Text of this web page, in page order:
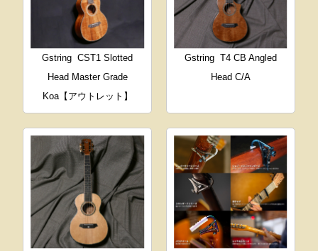
Gstring CST1 Slotted
Head Master Grade
Koa【アウトレット】
Gstring T4 CB Angled
Head C/A